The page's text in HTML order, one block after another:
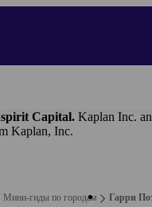
Capital. Kaplan Inc.
Kaplan, Inc.
Мини-гиды по городам Гарри